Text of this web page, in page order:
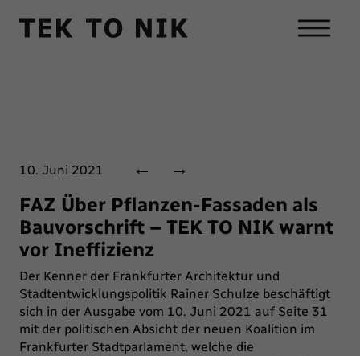
10. Juni 2021 ←
→
FAZ Über Pflanzen-Fassaden als
Bauvorschrift – TEK TO NIK warnt
vor Ineffizienz
Der Kenner der Frankfurter Architektur und
Stadtentwicklungspolitik Rainer Schulze beschäftigt
sich in der Ausgabe vom 10. Juni 2021 auf Seite 31
mit der politischen Absicht der neuen Koalition im
Frankfurter Stadtparlament, welche die